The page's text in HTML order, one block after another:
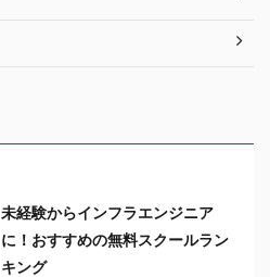
未経験からインフラエンジニア
に！おすすめの無料スクールラン
キング